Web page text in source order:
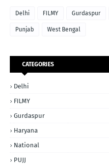
Delhi FILMY Gurdaspur
Punjab West Bengal
CATEGORIES
Delhi
FILMY
Gurdaspur
Haryana
National
PUJJ